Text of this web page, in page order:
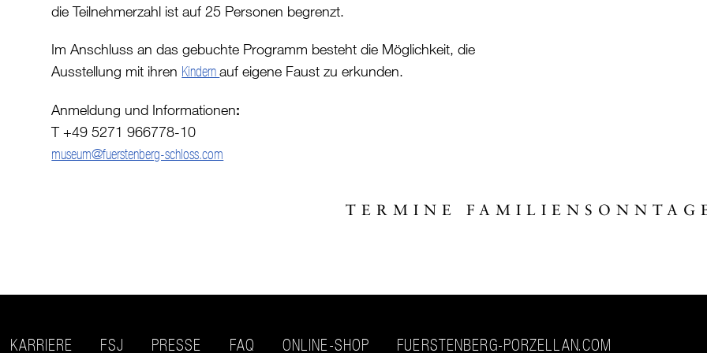
die Teilnehmerzahl ist auf 25 Personen begrenzt.
Im Anschluss an das gebuchte Programm besteht die Möglichkeit, die
Ausstellung mit ihren Kindernauf eigene Faust zu erkunden.
Anmeldung und Informationen:
T +49 5271 966778-10
museum@fuerstenberg-schloss.com
TERMINE
KARRIERE FSJ PRESSE FAQ ONLINE-SHOP FUERSTENBERG-PORZELLAN.COM